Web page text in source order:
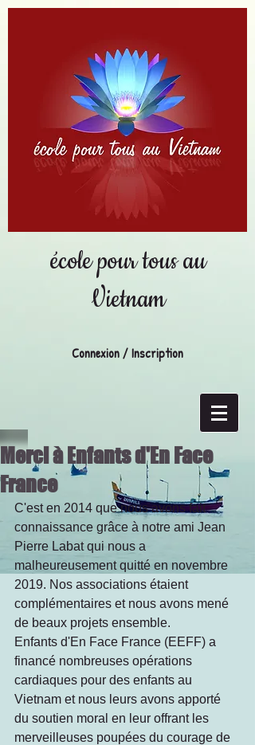
école pour tous au
Vietnam
Connexion / Inscription
Merci à Enfants d'En Face
France
C'est en 2014 que nous avons fait
connaissance grâce à notre ami Jean
Pierre Labat qui nous a
malheureusement quitté en novembre
2019. Nos associations étaient
complémentaires et nous avons mené
de beaux projets ensemble.
Enfants d'En Face France (EEFF) a
financé nombreuses opérations
cardiaques pour des enfants au
Vietnam et nous leurs avons apporté
du soutien moral en leur offrant les
merveilleuses poupées du courage de